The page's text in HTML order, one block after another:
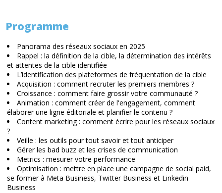
Programme
Panorama des réseaux sociaux en 2025
Rappel : la définition de la cible, la détermination des intérêts
et attentes de la cible identifiée
L’identification des plateformes de fréquentation de la cible
Acquisition : comment recruter les premiers membres ?
Croissance : comment faire grossir votre communauté ?
Animation : comment créer de l'engagement, comment
élaborer une ligne éditoriale et planifier le contenu ?
Content marketing : comment écrire pour les réseaux sociaux
?
Veille : les outils pour tout savoir et tout anticiper
Gérer les bad buzz et les crises de communication
Metrics : mesurer votre performance
Optimisation : mettre en place une campagne de social paid,
se former à Meta Business, Twitter Business et Linkedin
Business